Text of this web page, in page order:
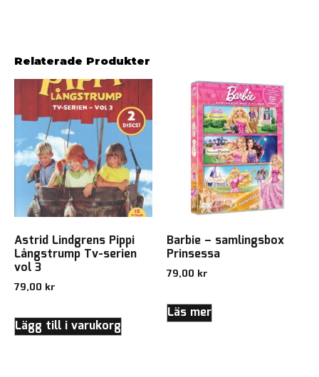
Relaterade Produkter
Astrid Lindgrens Pippi
Långstrump Tv-serien
vol 3
79,00 kr
Lägg till i varukorg
Barbie – samlingsbox
Prinsessa
79,00 kr
Läs mer